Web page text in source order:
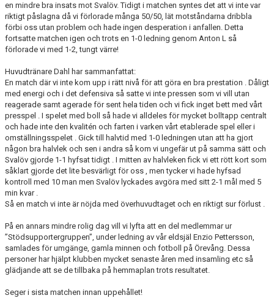
en mindre bra insats mot Svalöv. Tidigt i matchen syntes det att vi inte var
riktigt påslagna då vi förlorade många 50/50, lät motståndarna dribbla
förbi oss utan problem och hade ingen desperation i anfallen. Detta
fortsatte matchen igen och trots en 1-0 ledning genom Anton L så
förlorade vi med 1-2, tungt värre!
Huvudtränare Dahl har sammanfattat:
En match där vi inte kom upp i rätt nivå för att göra en bra prestation . Dåligt
med energi och i det defensiva så satte vi inte pressen som vi vill utan
reagerade samt agerade för sent hela tiden och vi fick inget bett med vårt
presspel . I spelet med boll så hade vi alldeles för mycket bolltapp centralt
och hade inte den kvalitén och farten i varken vårt etablerade spel eller i
omställningsspelet . Gick till halvtid med 1-0 ledningen utan att ha gjort
någon bra halvlek och sen i andra så kom vi ungefär ut på samma sätt och
Svalöv gjorde 1-1 hyfsat tidigt . I mitten av halvleken fick vi ett rött kort som
såklart gjorde det lite besvärligt för oss , men tycker vi hade hyfsad
kontroll med 10 man men Svalöv lyckades avgöra med sitt 2-1 mål med 5
min kvar .
Så en match vi inte är nöjda med överhuvudtaget och en riktigt sur förlust .
På en annars mindre rolig dag vill vi lyfta att en del medlemmar ur
”Stödsupportergruppen”, under ledning av vår eldsjäl Enzio Pettersson,
samlades för umgänge, gamla minnen och fotboll på Örevång. Dessa
personer har hjälpt klubben mycket senaste åren med insamling etc så
glädjande att se de tillbaka på hemmaplan trots resultatet.
Seger i sista matchen innan uppehållet!